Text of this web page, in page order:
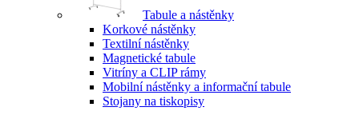
Tabule a nástěnky
Korkové nástěnky
Textilní nástěnky
Magnetické tabule
Vitríny a CLIP rámy
Mobilní nástěnky a informační tabule
Stojany na tiskopisy